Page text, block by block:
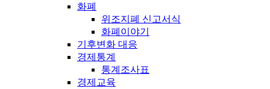
화폐
위조지폐 신고서식
화폐이야기
기후변화 대응
경제통계
통계조사표
경제교육